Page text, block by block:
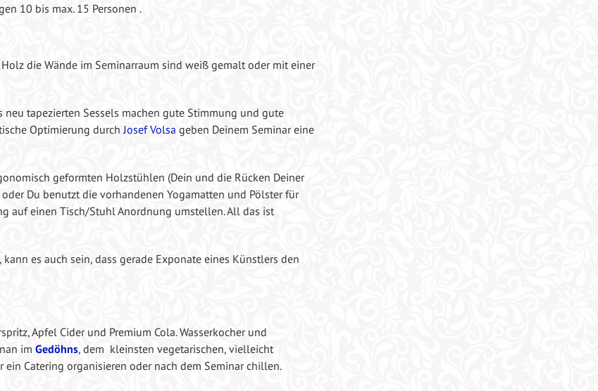
10 bis max. 15 Personen .
die Wände im Seminarraum sind weiß gemalt oder mit einer
neu tapezierten Sessels machen gute Stimmung und gute
Optimierung durchJosef Volsa geben Deinem Seminar eine
geformten Holzstühlen (Dein und die Rücken Deiner
Du benutzt die vorhandenen Yogamatten und Pölster für
auf einen Tisch/Stuhl Anordnung umstellen. All das ist
es auch sein, dass gerade Exponate eines Künstlers den
Apfel Cider und Premium Cola. Wasserkocher und
im Gedöhns, dem kleinsten vegetarischen, vielleicht
Catering organisieren oder nach dem Seminar chillen.